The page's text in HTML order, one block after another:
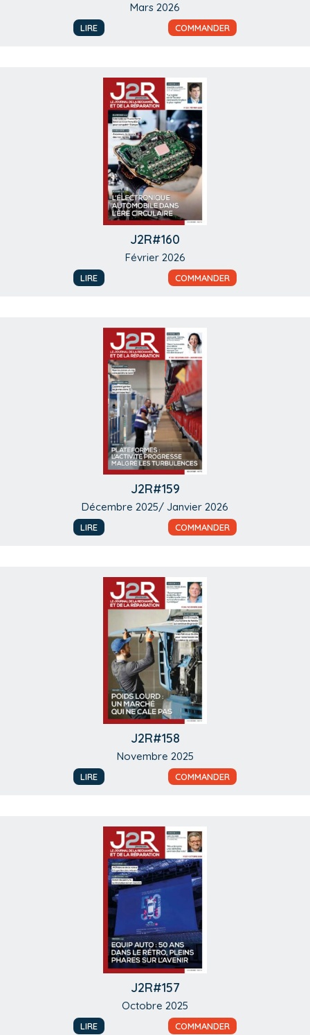
Mars 2026
LIRE COMMANDER
J2R#160
Février 2026
LIRE COMMANDER
J2R#159
Décembre 2025/ Janvier 2026
LIRE COMMANDER
J2R#158
Novembre 2025
LIRE COMMANDER
J2R#157
Octobre 2025
LIRE COMMANDER